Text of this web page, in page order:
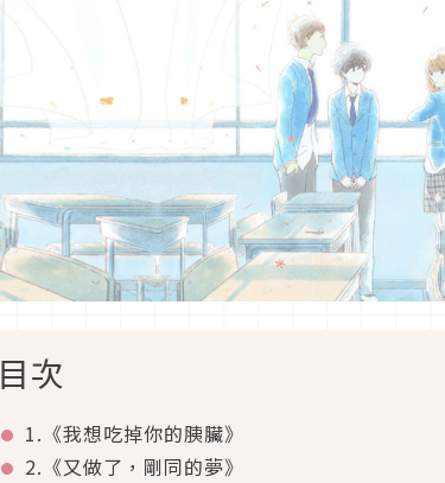
目次
1.《我想吃掉你的胰臟》
2.《又做了，剛同的夢》